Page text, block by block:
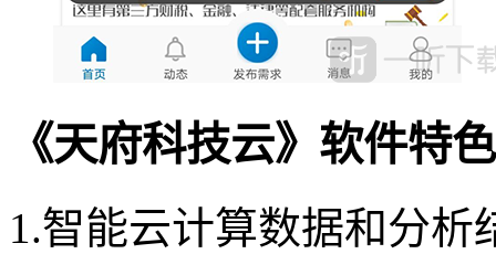
《天府科技云》软件特
1.智能云计算数据和分